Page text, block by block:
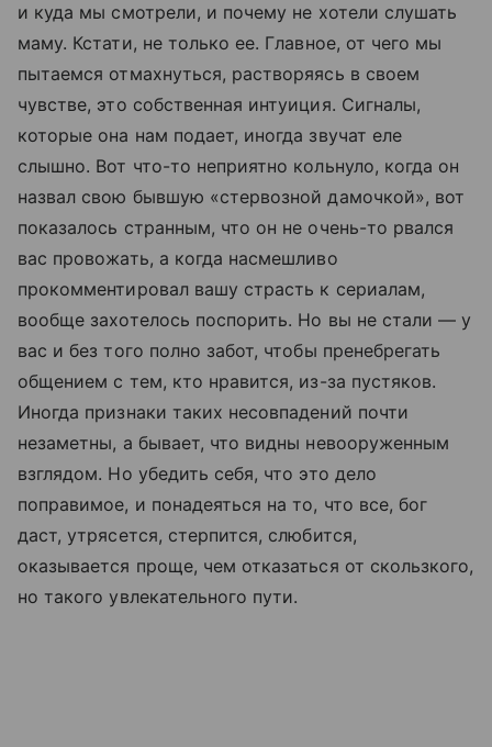
и куда мы смотрели, и почему не хотели слушать
маму. Кстати, не только ее. Главное, от чего мы
пытаемся отмахнуться, растворяясь в своем
чувстве, это собственная интуиция. Сигналы,
которые она нам подает, иногда звучат еле
слышно. Вот что-то неприятно кольнуло, когда он
назвал свою бывшую «стервозной дамочкой», вот
показалось странным, что он не очень-то рвался
вас провожать, а когда насмешливо
прокомментировал вашу страсть к сериалам,
вообще захотелось поспорить. Но вы не стали — у
вас и без того полно забот, чтобы пренебрегать
общением с тем, кто нравится, из-за пустяков.
Иногда признаки таких несовпадений почти
незаметны, а бывает, что видны невооруженным
взглядом. Но убедить себя, что это дело
поправимое, и понадеяться на то, что все, бог
даст, утрясется, стерпится, слюбится,
оказывается проще, чем отказаться от скользкого,
но такого увлекательного пути.